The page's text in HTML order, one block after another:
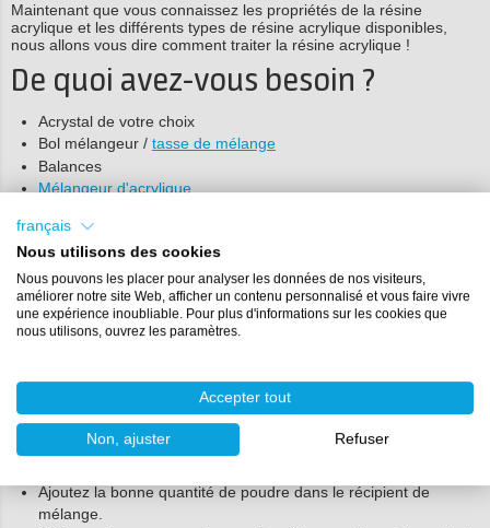
Maintenant que vous connaissez les propriétés de la résine
acrylique et les différents types de résine acrylique disponibles,
nous allons vous dire comment traiter la résine acrylique !
De quoi avez-vous besoin ?
Acrystal de votre choix
Bol mélangeur / tasse de mélange
Balances
Mélangeur d'acrylique
Un moule
Pigments (facultatif)
Retardateur de cristaux(facultatif)
Scellant acrylique(facultatif)
Traitement des acryliques
Le rapport de mélange de l'Acrystal est de 1 partie de liquide et 2,5
parties de poudre (40 : 100) en poids.
Pesez la bonne quantité de liquide dans un gobelet mélangeur.
Ajoutez le retardateur d'acrylique/les pigments d'acrylique au
Ajoutez la bonne quantité de poudre dans le récipient de
mélange.
français
Nous utilisons des cookies
Nous pouvons les placer pour analyser les données de nos visiteurs,
améliorer notre site Web, afficher un contenu personnalisé et vous faire vivre
une expérience inoubliable. Pour plus d'informations sur les cookies que
nous utilisons, ouvrez les paramètres.
Accepter tout
Non, ajuster Refuser